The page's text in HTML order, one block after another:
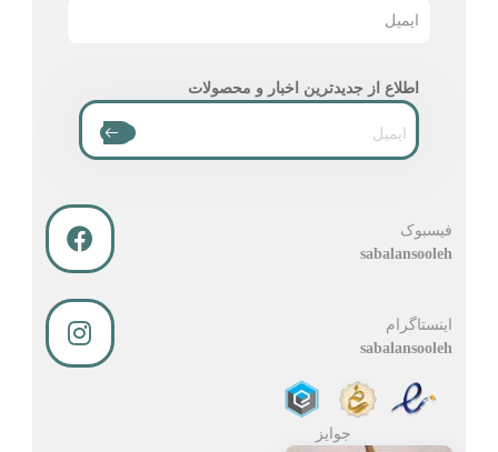
ایمیل
اطلاع از جدیدترین اخبار و محصولات
فیسبوک
sabalansooleh
اینستاگرام
sabalansooleh
جوایز